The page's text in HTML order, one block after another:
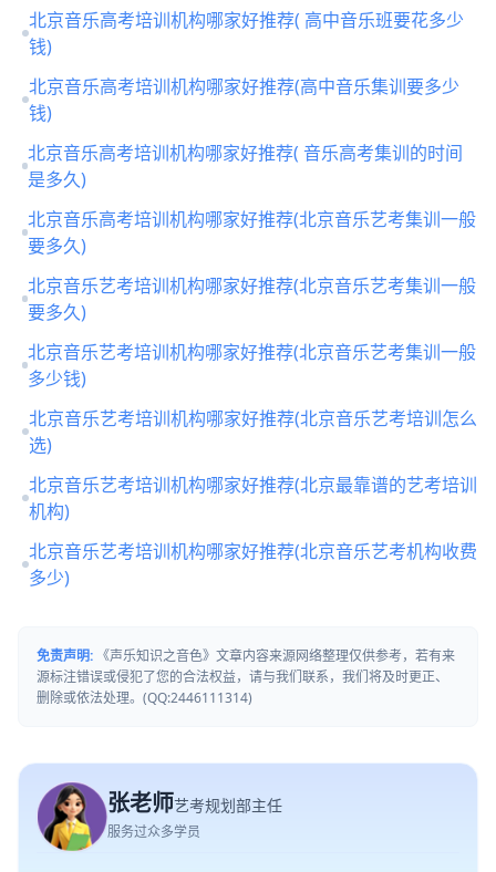
北京音乐高考培训机构哪家好推荐( 高中音乐班要花多少
钱)
北京音乐高考培训机构哪家好推荐(高中音乐集训要多少
钱)
北京音乐高考培训机构哪家好推荐( 音乐高考集训的时间
是多久)
北京音乐高考培训机构哪家好推荐(北京音乐艺考集训一般
要多久)
北京音乐艺考培训机构哪家好推荐(北京音乐艺考集训一般
要多久)
北京音乐艺考培训机构哪家好推荐(北京音乐艺考集训一般
多少钱)
北京音乐艺考培训机构哪家好推荐(北京音乐艺考培训怎么
选)
北京音乐艺考培训机构哪家好推荐(北京最靠谱的艺考培训
机构)
北京音乐艺考培训机构哪家好推荐(北京音乐艺考机构收费
多少)
免责声明: 《声乐知识之音色》文章内容来源网络整理仅供参考，若有来
源标注错误或侵犯了您的合法权益，请与我们联系，我们将及时更正、
删除或依法处理。(QQ:2446111314)
张老师艺考规划部主任
服务过众多学员